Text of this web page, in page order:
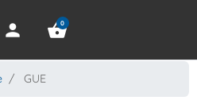
person shopping_basket
0
GUE